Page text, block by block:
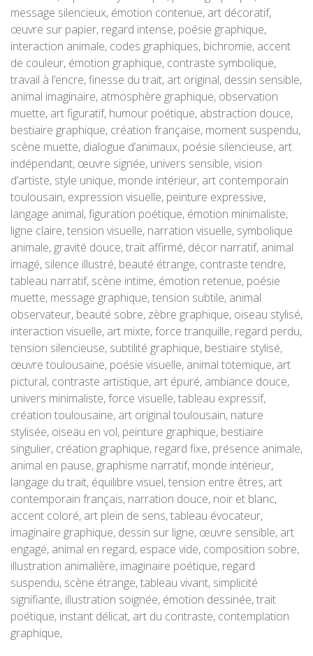
message silencieux, émotion contenue, art décoratif,
œuvre sur papier, regard intense, poésie graphique,
interaction animale, codes graphiques, bichromie, accent
de couleur, émotion graphique, contraste symbolique,
travail à l’encre, finesse du trait, art original, dessin sensible,
animal imaginaire, atmosphère graphique, observation
muette, art figuratif, humour poétique, abstraction douce,
bestiaire graphique, création française, moment suspendu,
scène muette, dialogue d’animaux, poésie silencieuse, art
indépendant, œuvre signée, univers sensible, vision
d’artiste, style unique, monde intérieur, art contemporain
toulousain, expression visuelle, peinture expressive,
langage animal, figuration poétique, émotion minimaliste,
ligne claire, tension visuelle, narration visuelle, symbolique
animale, gravité douce, trait affirmé, décor narratif, animal
imagé, silence illustré, beauté étrange, contraste tendre,
tableau narratif, scène intime, émotion retenue, poésie
muette, message graphique, tension subtile, animal
observateur, beauté sobre, zèbre graphique, oiseau stylisé,
interaction visuelle, art mixte, force tranquille, regard perdu,
tension silencieuse, subtilité graphique, bestiaire stylisé,
œuvre toulousaine, poésie visuelle, animal totemique, art
pictural, contraste artistique, art épuré, ambiance douce,
univers minimaliste, force visuelle, tableau expressif,
création toulousaine, art original toulousain, nature
stylisée, oiseau en vol, peinture graphique, bestiaire
singulier, création graphique, regard fixe, présence animale,
animal en pause, graphisme narratif, monde intérieur,
langage du trait, équilibre visuel, tension entre êtres, art
contemporain français, narration douce, noir et blanc,
accent coloré, art plein de sens, tableau évocateur,
imaginaire graphique, dessin sur ligne, œuvre sensible, art
engagé, animal en regard, espace vide, composition sobre,
illustration animalière, imaginaire poétique, regard
suspendu, scène étrange, tableau vivant, simplicité
signifiante, illustration soignée, émotion dessinée, trait
poétique, instant délicat, art du contraste, contemplation
graphique,